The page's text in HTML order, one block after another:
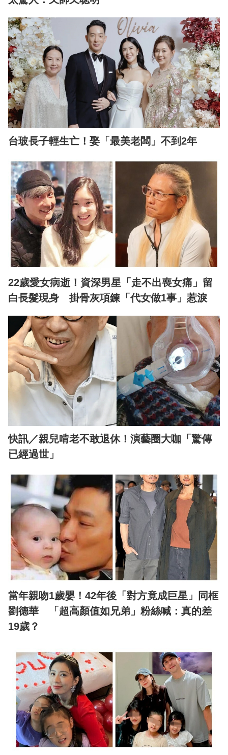
台玻長子輕生亡！娶「最美老闆」不到2年
22歲愛女病逝！資深男星「走不出喪女痛」留
白長髮現身 掛骨灰項鍊「代女做1事」惹淚
快訊／親兒啃老不敢退休！演藝圈大咖「驚傳
已經過世」
當年親吻1歲嬰！42年後「對方竟成巨星」同框
劉德華 「超高顏值如兄弟」粉絲喊：真的差
19歲？